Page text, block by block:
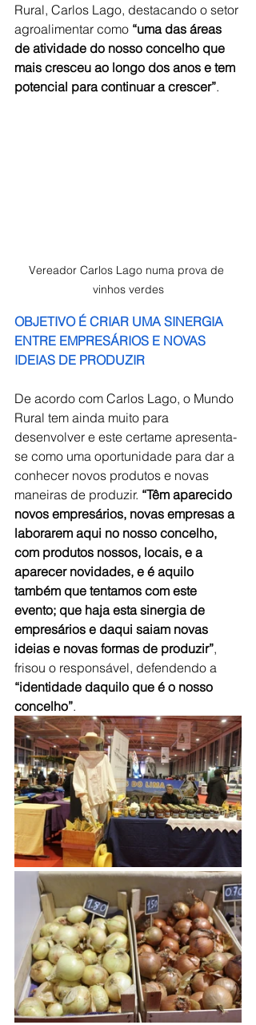
Rural, Carlos Lago, destacando o setor
agroalimentar como “uma das áreas
de atividade do nosso concelho que
mais cresceu ao longo dos anos e tem
potencial para continuar a crescer”.
Vereador Carlos Lago numa prova de
vinhos verdes
OBJETIVO É CRIAR UMA SINERGIA
ENTRE EMPRESÁRIOS E NOVAS
IDEIAS DE PRODUZIR
De acordo com Carlos Lago, o Mundo
Rural tem ainda muito para
desenvolver e este certame apresenta-
se como uma oportunidade para dar a
conhecer novos produtos e novas
maneiras de produzir. “Têm aparecido
novos empresários, novas empresas a
laborarem aqui no nosso concelho,
com produtos nossos, locais, e a
aparecer novidades, e é aquilo
também que tentamos com este
evento; que haja esta sinergia de
empresários e daqui saiam novas
ideias e novas formas de produzir”,
frisou o responsável, defendendo a
“identidade daquilo que é o nosso
concelho”.